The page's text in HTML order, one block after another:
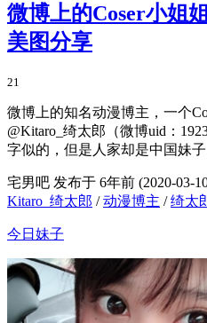
微博上的Coser小姐
美图分享
21
微博上的知名动漫博主，一个
@Kitaro_绮太郎（微博uid：
字似的，但是人家却是中国妹
宅男吧 发布于 6年前 (2020-03-
Kitaro_绮太郎 /动漫博主 /绮太
今日妹子